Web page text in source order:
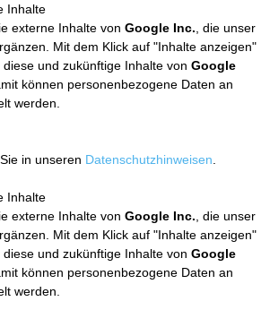
Inhalte
externe Inhalte von Google Inc. , die unser
Mit dem Klick auf "Inhalte anzeigen"
und zukünftige Inhalte von Google
können personenbezogene Daten an
werden.
in unseren Datenschutzhinweisen
Inhalte
externe Inhalte von Google Inc. , die unser
Mit dem Klick auf "Inhalte anzeigen"
und zukünftige Inhalte von Google
können personenbezogene Daten an
werden.